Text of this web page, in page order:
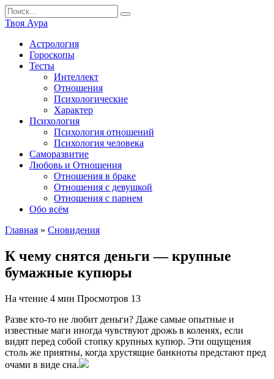
Перейти
к
содержанию
Search
for:
Твоя Аура
Астрология
Гороскопы
Тесты
Интеллект
Отношения
Психологические
Характер
Психология
Психология отношений
Психология человека
Саморазвитие
Любовь и Отношения
Отношения в браке
Отношения с девушкой
Отношения с парнем
Обо всём
Главная » Сновидения
К чему снятся деньги — крупные
бумажные купюры
На чтение 4 мин Просмотров 13
Разве кто-то не любит деньги? Даже самые опытные и
известные маги иногда чувствуют дрожь в коленях, если
видят перед собой стопку крупных купюр. Эти ощущения
столь же приятны, когда хрустящие банкноты предстают пред
очами в виде сна.